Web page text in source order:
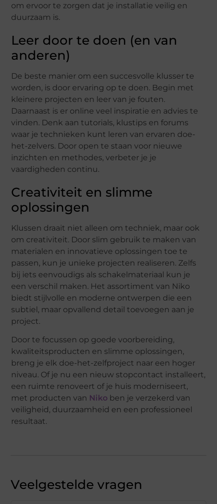
om ervoor te zorgen dat je installatie veilig en
duurzaam is.
Leer door te doen (en van
anderen)
De beste manier om een succesvolle klusser te
worden, is door ervaring op te doen. Begin met
kleinere projecten en leer van je fouten.
Daarnaast is er online veel inspiratie en advies te
vinden. Denk aan tutorials, klustips en forums
waar je technieken kunt leren van ervaren doe-
het-zelvers. Door open te staan voor nieuwe
inzichten en methodes, verbeter je je
vaardigheden continu.
Creativiteit en slimme
oplossingen
Klussen draait niet alleen om techniek, maar ook
om creativiteit. Door slim gebruik te maken van
materialen en innovatieve oplossingen toe te
passen, kun je unieke projecten realiseren. Zelfs
bij iets eenvoudigs als schakelmateriaal kun je
een verschil maken. Het assortiment van Niko
biedt stijlvolle en moderne ontwerpen die een
subtiel, maar opvallend detail toevoegen aan je
project.
Door te focussen op goede voorbereiding,
kwaliteitsproducten en slimme oplossingen,
breng je elk doe-het-zelfproject naar een hoger
niveau. Of je nu een nieuw stopcontact installeert,
een ruimte renoveert of je huis moderniseert,
met producten van Niko ben je verzekerd van
veiligheid, duurzaamheid en een professioneel
resultaat.
Veelgestelde vragen